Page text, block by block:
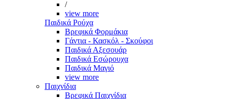
/
view more
Παιδικά Ρούχα
Βρεφικά Φορμάκια
Γάντια - Κασκόλ - Σκούφοι
Παιδικά Αξεσουάρ
Παιδικά Εσώρουχα
Παιδικά Μαγιό
view more
Παιχνίδια
Βρεφικά Παιχνίδια